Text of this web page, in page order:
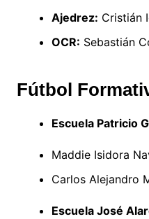
Ajedrez: Cristián
OCR: Sebastián
Fútbol
Escuela Patricio
Maddie Isidora
Carlos Alejandro
Escuela José